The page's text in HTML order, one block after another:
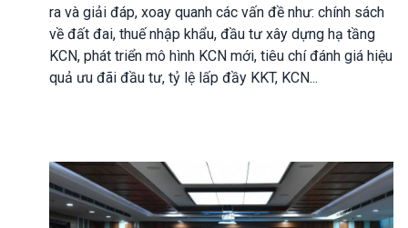
ra và giải đáp, xoay quanh các vấn đề như: chính sách
về đất đai, thuế nhập khẩu, đầu tư xây dựng hạ tầng
KCN, phát triển mô hình KCN mới, tiêu chí đánh giá hiệu
quả ưu đãi đầu tư, tỷ lệ lấp đầy KKT, KCN...